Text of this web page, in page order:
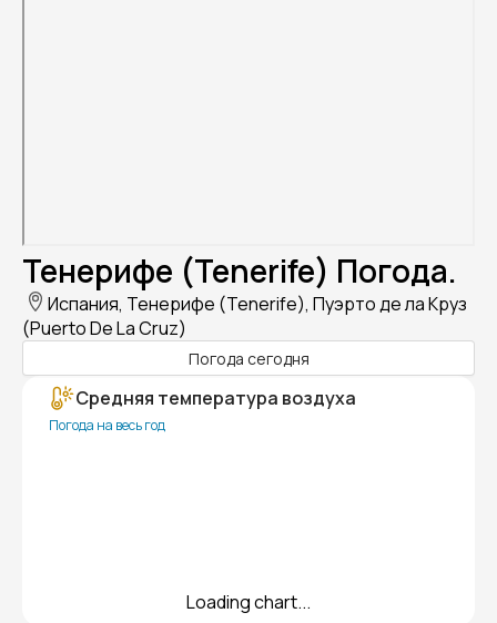
Тенерифе (Tenerife) Погода.
Испания, Тенерифе (Tenerife), Пуэрто де ла Круз
(Puerto De La Cruz)
Погода сегодня
Средняя температура воздуха
Погода на весь год
Loading chart...